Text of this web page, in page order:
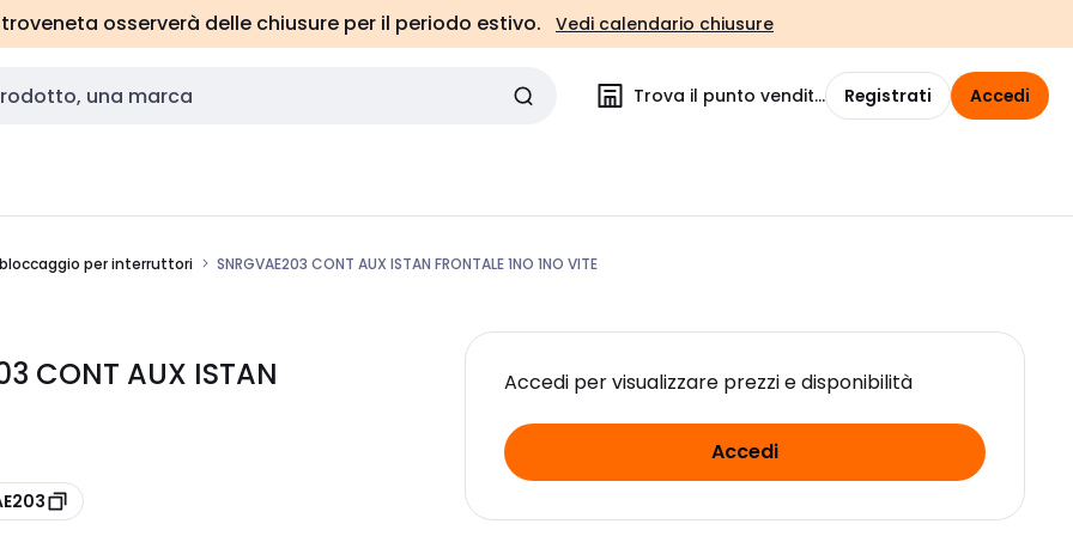
osserverà delle chiusure per il periodo estivo. Vedi calendario chiusure
Trova il punto vendita Registrati Accedi
per interruttori SNRGVAE203 CONT AUX ISTAN FRONTALE 1NO 1NO VITE
CONT AUX ISTAN Accedi per visualizzare prezzi e disponibilità
Accedi